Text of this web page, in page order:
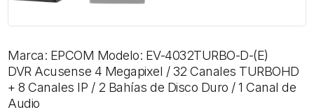
Marca: EPCOM Modelo: EV-4032TURBO-D-(E)
DVR Acusense 4 Megapixel / 32 Canales TURBOHD
+ 8 Canales IP / 2 Bahías de Disco Duro / 1 Canal de
Audio